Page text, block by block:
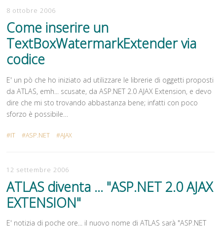
8 ottobre 2006
Come inserire un
TextBoxWatermarkExtender via
codice
E' un pò che ho iniziato ad utilizzare le librerie di oggetti proposti
da ATLAS, emh... scusate, da ASP.NET 2.0 AJAX Extension, e devo
dire che mi sto trovando abbastanza bene; infatti con poco
sforzo è possibile…
IT ASP.NET AJAX
12 settembre 2006
ATLAS diventa ... "ASP.NET 2.0 AJAX
EXTENSION"
E' notizia di poche ore... il nuovo nome di ATLAS sarà "ASP.NET